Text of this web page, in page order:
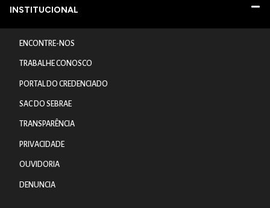
INSTITUCIONAL
ENCONTRE-NOS
TRABALHE CONOSCO
PORTAL DO CREDENCIADO
SAC DO SEBRAE
TRANSPARÊNCIA
PRIVACIDADE
OUVIDORIA
DENUNCIA